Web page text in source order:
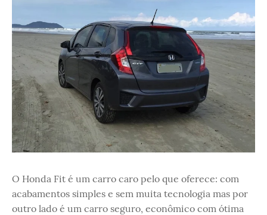
O Honda Fit é um carro caro pelo que oferece: com
acabamentos simples e sem muita tecnologia mas por
outro lado é um carro seguro, econômico com ótima